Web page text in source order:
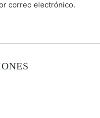
correo electrónico.